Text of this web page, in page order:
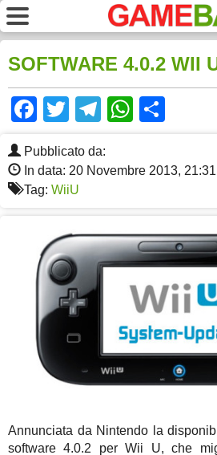
SOFTWARE 4.0.2 WII
Facebook
TwitterTelegram
Pubblicato da:
In data: 20 Novembre 2013, 21:31
Tag: WiiU
Annunciata da Nintendo la
software 4.0.2 per Wii U, che